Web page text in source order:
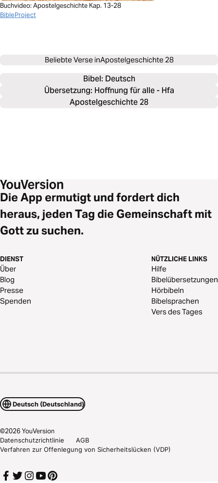
Buchvideo: Apostelgeschichte Kap. 13-28
BibleProject
Beliebte Verse inApostelgeschichte 28
Bibel: Deutsch
Übersetzung: Hoffnung für alle - Hfa
Apostelgeschichte 28
Die App ermutigt und fordert dich
heraus, jeden Tag die Gemeinschaft mit
Gott zu suchen.
DIENST
Über
Blog
Presse
Spenden
NÜTZLICHE LINKS
Hilfe
Bibelübersetzungen
Hörbibeln
Bibelsprachen
Vers des Tages
Deutsch (Deutschland)
©2026YouVersion
Datenschutzrichtlinie
AGB
Verfahren zur Offenlegung von Sicherheitslücken (VDP)